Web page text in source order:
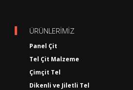
ÜRÜNLERİMİZ
Panel Çit
Tel Çit Malzeme
Çimçit Tel
Dikenli ve Jiletli Tel